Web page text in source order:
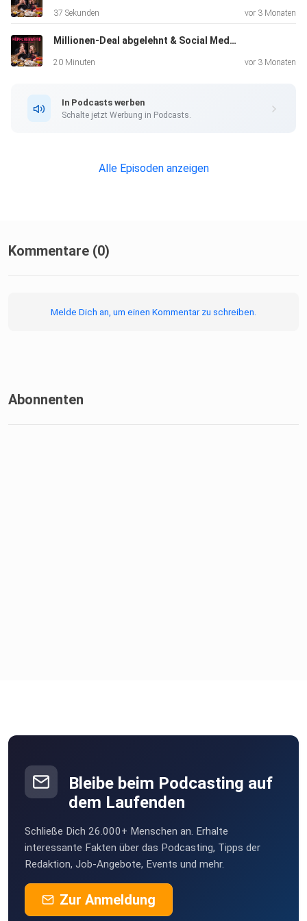
Unternehmergeist, Female Empowerment und die Frage,
Idee im Auslandssemester ein skalierbares Business wird.
LINKEDIN:
37 Sekunden vor 3 Monaten
Millionen-Deal abgelehnt & Social Media Stress
20 Minuten vor 3 Monaten
In Podcasts werben
Schalte jetzt Werbung in Podcasts.
Alle Episoden anzeigen
Kommentare (0)
Melde Dich an, um einen Kommentar zu schreiben.
Abonnenten
Bleibe beim Podcasting auf
dem Laufenden
Schließe Dich 26.000+ Menschen an. Erhalte
interessante Fakten über das Podcasting, Tipps der
Redaktion, Job-Angebote, Events und mehr.
Zur Anmeldung